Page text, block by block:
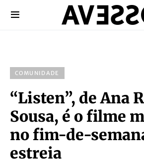
COMUNIDADE
“Listen”, de Ana
Sousa, é o filme
no fim-de-
estreia